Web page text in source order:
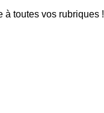
à toutes vos rubriques !